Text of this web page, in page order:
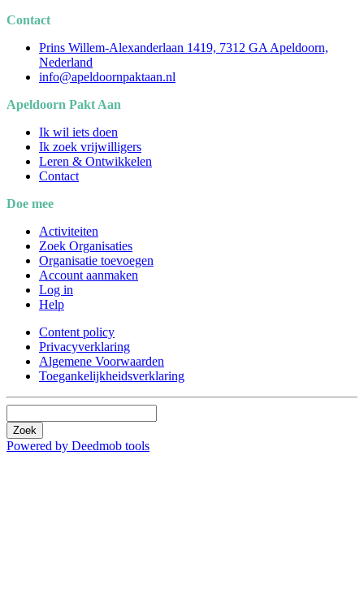
Contact
Prins Willem-Alexanderlaan 1419, 7312 GA Apeldoorn,
Nederland
info@apeldoornpaktaan.nl
Apeldoorn Pakt Aan
Ik wil iets doen
Ik zoek vrijwilligers
Leren & Ontwikkelen
Contact
Doe mee
Activiteiten
Zoek Organisaties
Organisatie toevoegen
Account aanmaken
Log in
Help
Content policy
Privacyverklaring
Algemene Voorwaarden
Toegankelijkheidsverklaring
Zoek
Powered by Deedmob tools